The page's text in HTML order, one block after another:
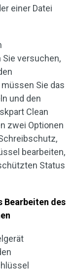
einer Datei
Sie versuchen,
Sie das
und den
Clean
zwei Optionen
bearbeiten,
Status
Bearbeiten des